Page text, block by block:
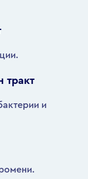
тракт
и